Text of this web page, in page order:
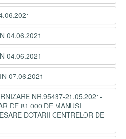
04.06.2021
04.06.2021
07.06.2021
NR.95437-21.05.2021-
DE 81.000 DE MANUSI
DOTARII CENTRELOR DE